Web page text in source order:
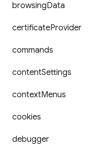
browsingData
certificateProvider
commands
contentSettings
contextMenus
cookies
debugger